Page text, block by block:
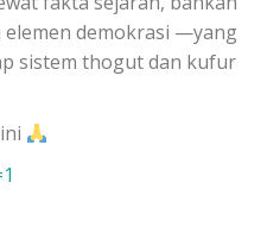
demokrasi —yang
sistem thogut dan kufur